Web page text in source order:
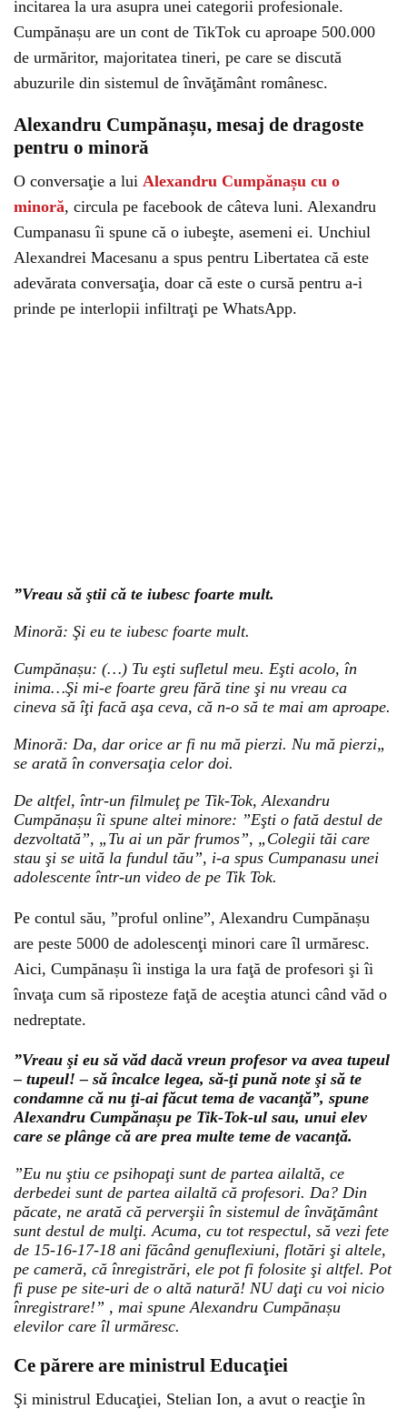
incitarea la ura asupra unei categorii profesionale.
Cumpănașu are un cont de TikTok cu aproape 500.000
de urmăritor, majoritatea tineri, pe care se discută
abuzurile din sistemul de învăţământ românesc.
Alexandru Cumpănașu, mesaj de dragoste
pentru o minoră
O conversaţie a lui Alexandru Cumpănașu cu o
minoră, circula pe facebook de câteva luni. Alexandru
Cumpanasu îi spune că o iubeşte, asemeni ei. Unchiul
Alexandrei Macesanu a spus pentru Libertatea că este
adevărata conversaţia, doar că este o cursă pentru a-i
prinde pe interlopii infiltraţi pe WhatsApp.
”Vreau să ştii că te iubesc foarte mult.
Minoră: Şi eu te iubesc foarte mult.
Cumpănașu: (…) Tu eşti sufletul meu. Eşti acolo, în
inima…Şi mi-e foarte greu fără tine şi nu vreau ca
cineva să îţi facă aşa ceva, că n-o să te mai am aproape.
Minoră: Da, dar orice ar fi nu mă pierzi. Nu mă pierzi„
se arată în conversaţia celor doi.
De altfel, într-un filmuleţ pe Tik-Tok, Alexandru
Cumpănașu îi spune altei minore: ”Eşti o fată destul de
dezvoltată”, „Tu ai un păr frumos”, „Colegii tăi care
stau şi se uită la fundul tău”, i-a spus Cumpanasu unei
adolescente într-un video de pe Tik Tok.
Pe contul său, ”proful online”, Alexandru Cumpănașu
are peste 5000 de adolescenţi minori care îl urmăresc.
Aici, Cumpănașu îi instiga la ura faţă de profesori şi îi
învaţa cum să riposteze faţă de aceştia atunci când văd o
nedreptate.
”Vreau şi eu să văd dacă vreun profesor va avea tupeul
– tupeul! – să încalce legea, să-ţi pună note şi să te
condamne că nu ţi-ai făcut tema de vacanţă”, spune
Alexandru Cumpănașu pe Tik-Tok-ul sau, unui elev
care se plânge că are prea multe teme de vacanţă.
”Eu nu ştiu ce psihopaţi sunt de partea ailaltă, ce
derbedei sunt de partea ailaltă că profesori. Da? Din
păcate, ne arată că perverşii în sistemul de învăţământ
sunt destul de mulţi. Acuma, cu tot respectul, să vezi fete
de 15-16-17-18 ani făcând genuflexiuni, flotări şi altele,
pe cameră, că înregistrări, ele pot fi folosite şi altfel. Pot
fi puse pe site-uri de o altă natură! NU daţi cu voi nicio
înregistrare!” , mai spune Alexandru Cumpănașu
elevilor care îl urmăresc.
Ce părere are ministrul Educaţiei
Şi ministrul Educaţiei, Stelian Ion, a avut o reacţie în